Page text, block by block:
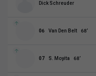
Dick Schreuder
06 Van Den Belt 68’
07 S. Moyita 68’